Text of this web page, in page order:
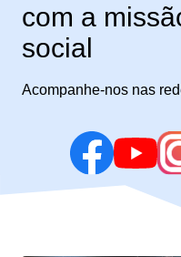
com a
social
Acompanhe-nos nas